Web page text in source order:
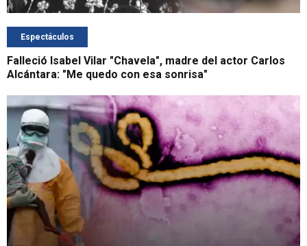
Espectáculos
Falleció Isabel Vilar "Chavela", madre del actor Carlos
Alcántara: "Me quedo con esa sonrisa"